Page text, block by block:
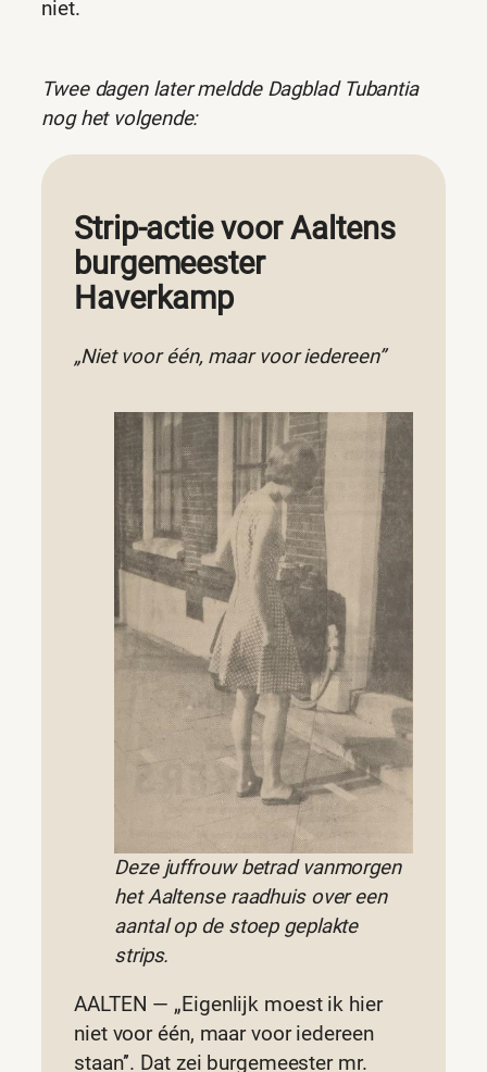
niet.
Twee dagen later meldde Dagblad Tubantia
nog het volgende:
Strip-actie voor Aaltens
burgemeester
Haverkamp
„Niet voor één, maar voor iedereen”
Deze juffrouw betrad vanmorgen
het Aaltense raadhuis over een
aantal op de stoep geplakte
strips.
AALTEN — „Eigenlijk moest ik hier
niet voor één, maar voor iedereen
staan’’. Dat zei burgemeester mr.